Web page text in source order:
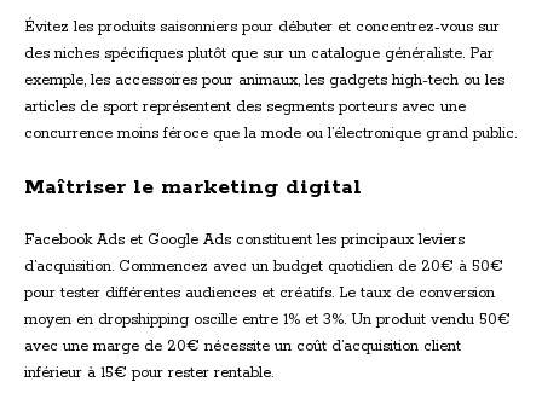
Évitez les produits saisonniers pour débuter et concentrez-vous sur
des niches spécifiques plutôt que sur un catalogue généraliste. Par
exemple, les accessoires pour animaux, les gadgets high-tech ou les
articles de sport représentent des segments porteurs avec une
concurrence moins féroce que la mode ou l’électronique grand public.
Maîtriser le marketing digital
Facebook Ads et Google Ads constituent les principaux leviers
d’acquisition. Commencez avec un budget quotidien de 20€ à 50€
pour tester différentes audiences et créatifs. Le taux de conversion
moyen en dropshipping oscille entre 1% et 3%. Un produit vendu 50€
avec une marge de 20€ nécessite un coût d’acquisition client
inférieur à 15€ pour rester rentable.